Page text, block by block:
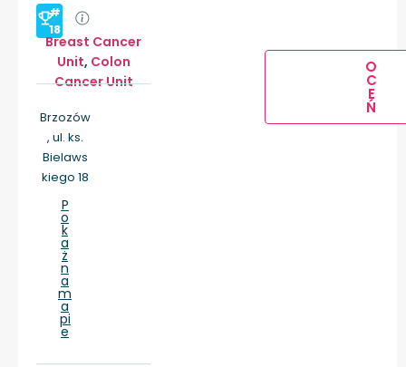
#
18
Breast Cancer
Unit, Colon
Cancer Unit
Brzozów
, ul. ks.
Bielaws
kiego 18
P
o
k
a
ż
n
a
m
a
pi
e
O
C
E
Ń